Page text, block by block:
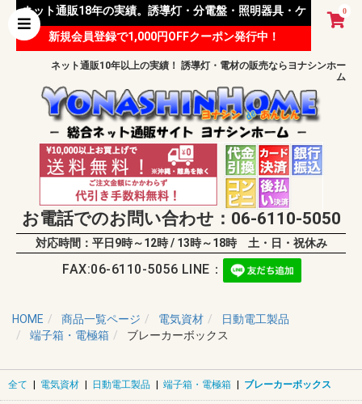
0
ネット通販18年の実績。誘導灯・分電盤・照明器具・ケ
ーブル等 様々な資材を取り扱っています。
新規会員登録で1,000円OFFクーポン発行中！
ネット通販10年以上の実績！ 誘導灯・電材の販売ならヨナシンホー
ム
お電話でのお問い合わせ：06-6110-5050
対応時間：平日9時～12時 / 13時～18時 土・日・祝休み
FAX:06-6110-5056 LINE：
HOME 商品一覧ページ 電気資材
日動電工製品
端子箱・電極箱
ブレーカーボックス
全て | 電気資材 | 日動電工製品 | 端子箱・電極箱 | ブレーカーボックス